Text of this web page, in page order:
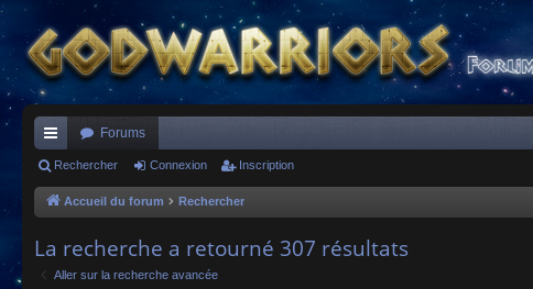
ac
co
Forums
Rechercher Connexion Inscription
Accueil du forum Rechercher
La recherche a retourné 307 résultats
Aller sur la recherche avancée